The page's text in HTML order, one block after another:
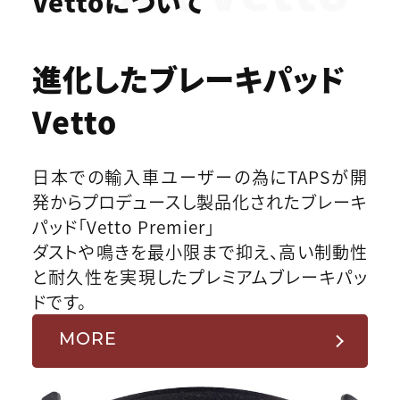
進化したブレーキパッド
Vetto
日本での輸入車ユーザーの為にTAPSが開
発からプロデュースし製品化されたブレーキ
パッド「Vetto Premier」
ダストや鳴きを最小限まで抑え、高い制動性
と耐久性を実現したプレミアムブレーキパッ
ドです。
MORE